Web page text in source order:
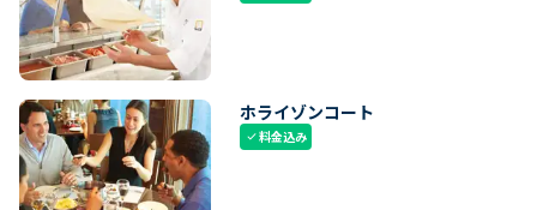
ホライゾンコート
check料金込み